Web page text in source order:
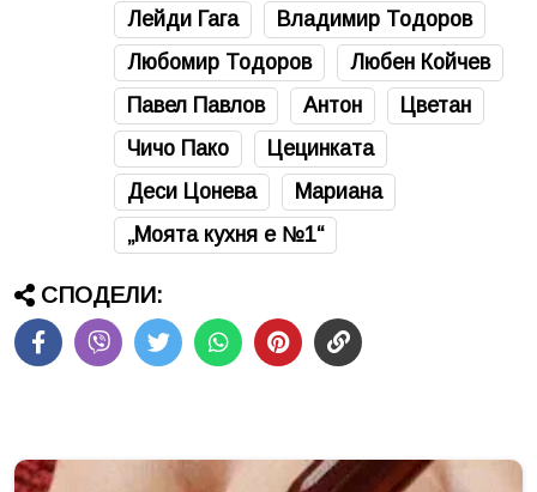
Лейди Гага
Владимир Тодоров
Любомир Тодоров
Любен Койчев
Павел Павлов
Антон
Цветан
Чичо Пако
Цецинката
Деси Цонева
Мариана
„Моята кухня е №1“
СПОДЕЛИ: